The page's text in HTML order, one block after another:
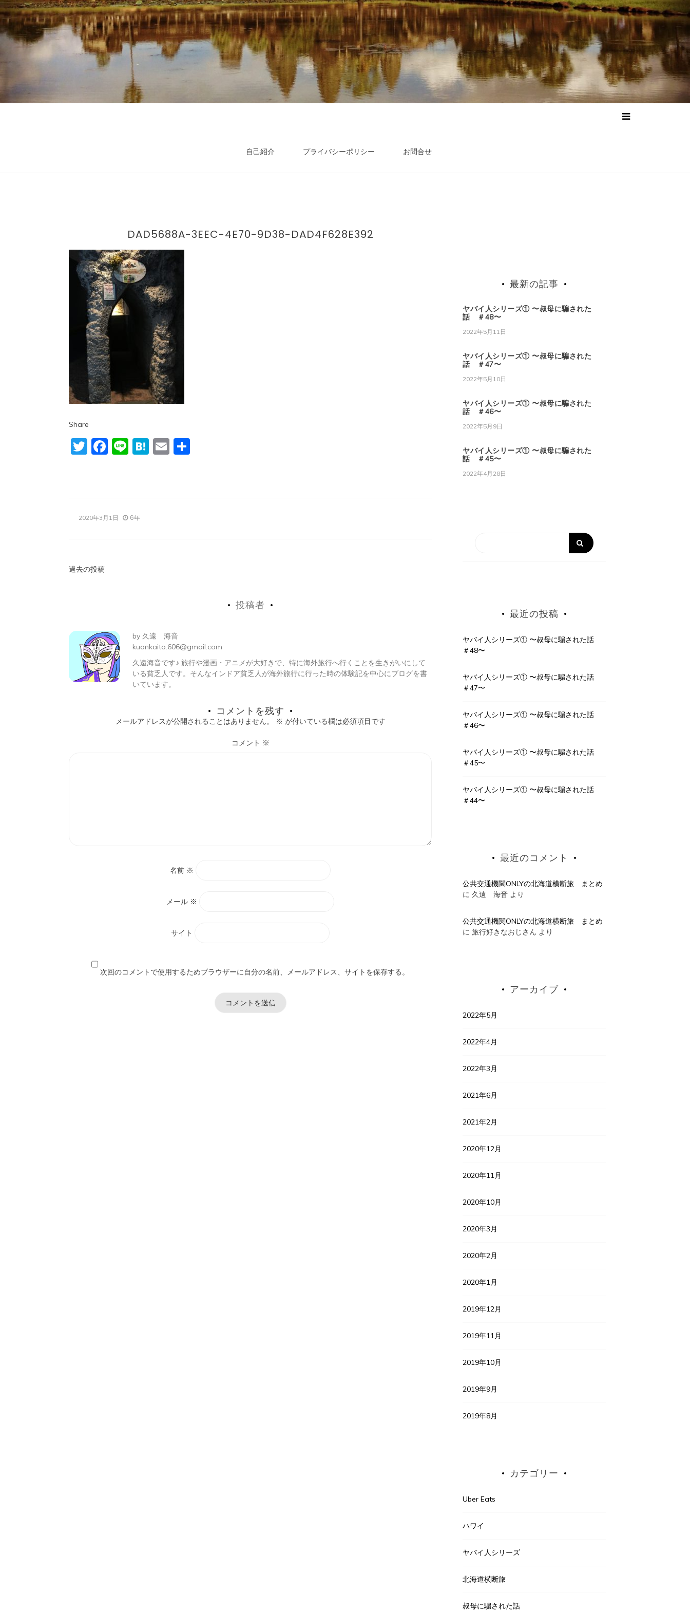
自己紹介 プライバシーポリシー お問合せ
DAD5688A-3EEC-4E70-9D38-DAD4F628E392
Share
Twitter
Facebook
LineHatena
Email
2020年3月1日 6年
投
ビ
ゲ
ー
過去の投稿
投稿者
by 久遠 海音
kuonkaito.606@gmail.com
久遠海音です♪ 旅行や漫画・アニメが大好きで、特に海外旅行へ行くことを生きがいにして
いる貧乏人です。そんなインドア貧乏人が海外旅行に行った時の体験記を中心にブログを書
いています。
コメントを残す
メールアドレスが公開されることはありません。 ※ が付いている欄は必須項目です
コメント ※
名前 ※
メール ※
サイト
次回のコメントで使用するためブラウザーに自分の名前、メールアドレス、サイトを保存する。
最新の記事
ヤバイ人シリーズ① 〜叔母に騙された
話 ＃48〜
2022年5月11日
ヤバイ人シリーズ① 〜叔母に騙された
話 ＃47〜
2022年5月10日
ヤバイ人シリーズ① 〜叔母に騙された
話 ＃46〜
2022年5月9日
ヤバイ人シリーズ① 〜叔母に騙された
話 ＃45〜
2022年4月28日
最近の投稿
ヤバイ人シリーズ① 〜叔母に騙された話
＃48〜
ヤバイ人シリーズ① 〜叔母に騙された話
＃47〜
ヤバイ人シリーズ① 〜叔母に騙された話
＃46〜
ヤバイ人シリーズ① 〜叔母に騙された話
＃45〜
ヤバイ人シリーズ① 〜叔母に騙された話
＃44〜
最近のコメント
公共交通機関ONLYの北海道横断旅 まとめ
に 久遠 海音 より
公共交通機関ONLYの北海道横断旅 まとめ
に旅行好きなおじさん より
アーカイブ
2022年5月
2022年4月
2022年3月
2021年6月
2021年2月
2020年12月
2020年11月
2020年10月
2020年3月
2020年2月
2020年1月
2019年12月
2019年11月
2019年10月
2019年9月
2019年8月
カテゴリー
Uber Eats
ハワイ
ヤバイ人シリーズ
北海道横断旅
叔母に騙された話